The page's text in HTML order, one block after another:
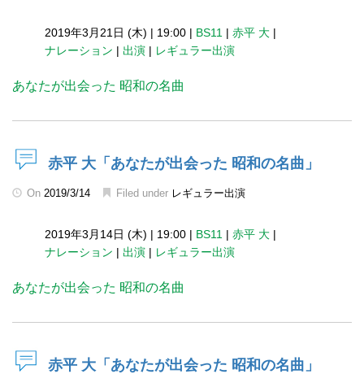
2019年3月21日 (木) | 19:00 | BS11 | 赤平 大 |
ナレーション | 出演 | レギュラー出演
あなたが出会った 昭和の名曲
赤平 大「あなたが出会った 昭和の名曲」
On 2019/3/14 Filed under レギュラー出演
2019年3月14日 (木) | 19:00 | BS11 | 赤平 大 |
ナレーション | 出演 | レギュラー出演
あなたが出会った 昭和の名曲
赤平 大「あなたが出会った 昭和の名曲」